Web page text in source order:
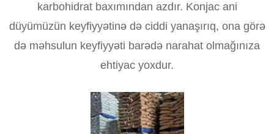
karbohidrat baxımından azdır. Konjac ani
düyümüzün keyfiyyətinə də ciddi yanaşırıq, ona görə
də məhsulun keyfiyyəti barədə narahat olmağınıza
ehtiyac yoxdur.